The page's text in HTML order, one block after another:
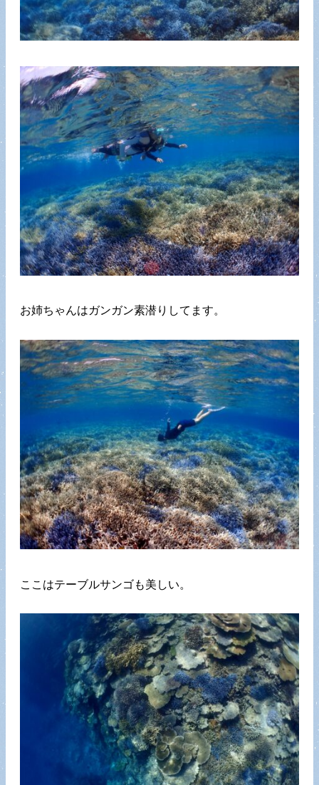
お姉ちゃんはガンガン素潜りしてます。
ここはテーブルサンゴも美しい。